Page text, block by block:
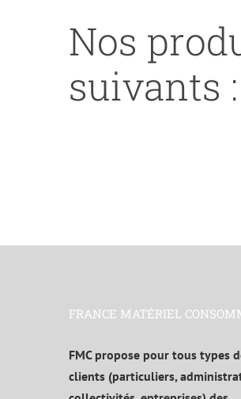
LC123-
Y
Nos
suivants :
FRANCE MATÉRIEL
FMC propose pour tous types
clients (particuliers,